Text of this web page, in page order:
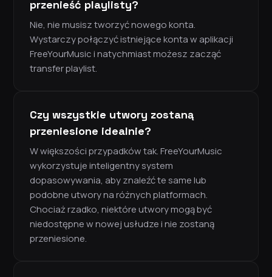
przenieść playlisty?
Nie, nie musisz tworzyć nowego konta.
Wystarczy połączyć istniejące konta w aplikacji
FreeYourMusic i natychmiast możesz zacząć
transfer playlist.
Czy wszystkie utwory zostaną
przeniesione idealnie?
W większości przypadków tak. FreeYourMusic
wykorzystuje inteligentny system
dopasowywania, aby znaleźć te same lub
podobne utwory na różnych platformach.
Chociaż rzadko, niektóre utwory mogą być
niedostępne w nowej usłudze i nie zostaną
przeniesione.